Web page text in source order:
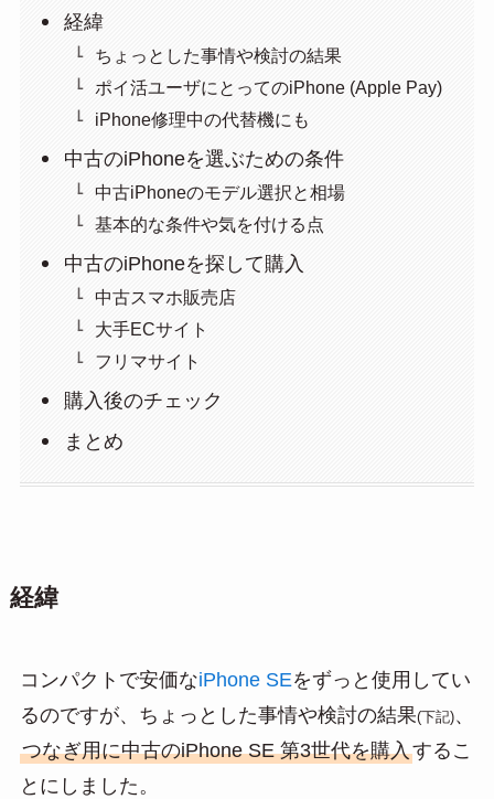
経緯
ちょっとした事情や検討の結果
ポイ活ユーザにとってのiPhone (Apple Pay)
iPhone修理中の代替機にも
中古のiPhoneを選ぶための条件
中古iPhoneのモデル選択と相場
基本的な条件や気を付ける点
中古のiPhoneを探して購入
中古スマホ販売店
大手ECサイト
フリマサイト
購入後のチェック
まとめ
経緯
コンパクトで安価なiPhone SEをずっと使用してい
るのですが、ちょっとした事情や検討の結果(下記)、
つなぎ用に中古のiPhone SE 第3世代を購入するこ
とにしました。